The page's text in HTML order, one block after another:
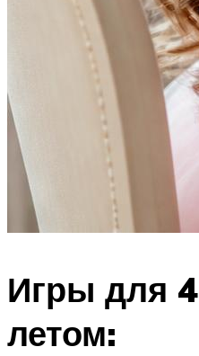
Игры для
летом: